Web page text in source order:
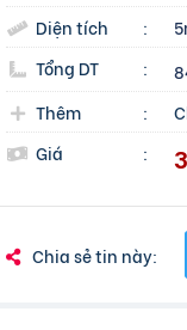
Diện tích
:
Tổng DT
:
Thêm :
Giá
:
Chia sẻ tin này: